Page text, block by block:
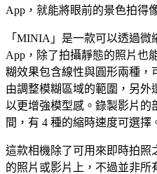
App，就能將眼前的景色拍得
「MINIA」是一款可以透過
App，除了拍攝靜態的照片也
糊效果包含線性與圓形兩種，
由調整模糊區域的範圍，另外
以更增強模型感。錄製影片的
間，有 4 種的縮時速度可選擇
這款相機除了可用來即時拍照
的照片或影片上，不過並非